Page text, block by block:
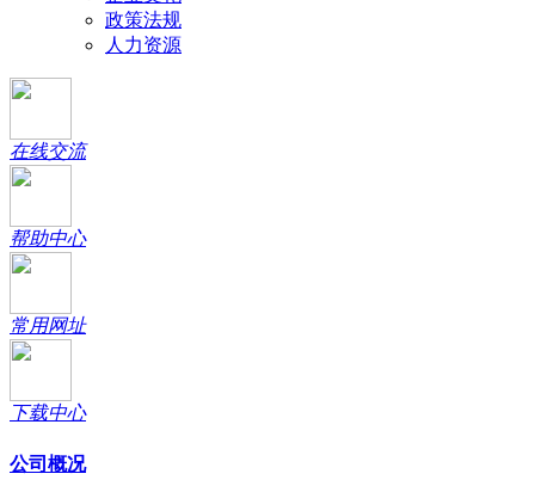
政策法规
人力资源
在线交流
帮助中心
常用网址
下载中心
公司概况